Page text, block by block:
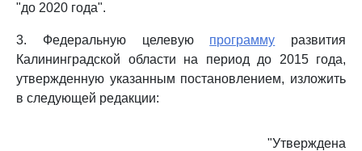
"до 2020 года".
3. Федеральную целевую программу развития
Калининградской области на период до 2015 года,
утвержденную указанным постановлением, изложить
в следующей редакции:
"Утверждена